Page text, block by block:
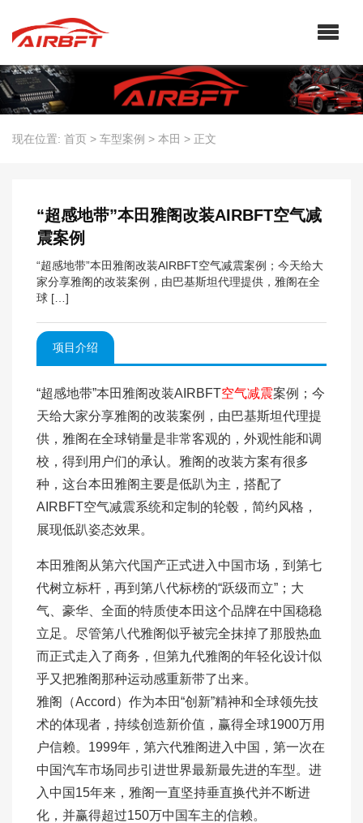
现在位置: 首页 > 车型案例 > 本田 > 正文
“超感地带”本田雅阁改装AIRBFT空气减
震案例
“超感地带”本田雅阁改装AIRBFT空气减震案例；今天给大
家分享雅阁的改装案例，由巴基斯坦代理提供，雅阁在全
球 […]
项目介绍
“超感地带”本田雅阁改装AIRBFT空气减震案例；今
天给大家分享雅阁的改装案例，由巴基斯坦代理提
供，雅阁在全球销量是非常客观的，外观性能和调
校，得到用户们的承认。雅阁的改装方案有很多
种，这台本田雅阁主要是低趴为主，搭配了
AIRBFT空气减震系统和定制的轮毂，简约风格，
展现低趴姿态效果。
本田雅阁从第六代国产正式进入中国市场，到第七
代树立标杆，再到第八代标榜的“跃级而立”；大
气、豪华、全面的特质使本田这个品牌在中国稳稳
立足。尽管第八代雅阁似乎被完全抹掉了那股热血
而正式走入了商务，但第九代雅阁的年轻化设计似
乎又把雅阁那种运动感重新带了出来。
雅阁（Accord）作为本田“创新”精神和全球领先技
术的体现者，持续创造新价值，赢得全球1900万用
户信赖。1999年，第六代雅阁进入中国，第一次在
中国汽车市场同步引进世界最新最先进的车型。进
入中国15年来，雅阁一直坚持垂直换代并不断进
化，并赢得超过150万中国车主的信赖。